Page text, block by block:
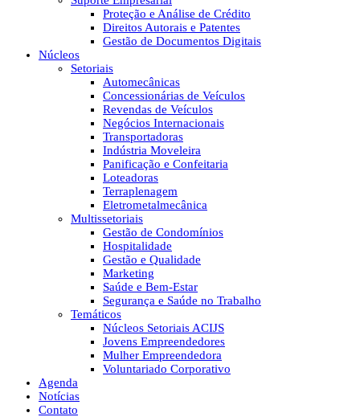
Proteção e Análise de Crédito
Direitos Autorais e Patentes
Gestão de Documentos Digitais
Núcleos
Setoriais
Automecânicas
Concessionárias de Veículos
Revendas de Veículos
Negócios Internacionais
Transportadoras
Indústria Moveleira
Panificação e Confeitaria
Loteadoras
Terraplenagem
Eletrometalmecânica
Multissetoriais
Gestão de Condomínios
Hospitalidade
Gestão e Qualidade
Marketing
Saúde e Bem-Estar
Segurança e Saúde no Trabalho
Temáticos
Núcleos Setoriais ACIJS
Jovens Empreendedores
Mulher Empreendedora
Voluntariado Corporativo
Agenda
Notícias
Contato